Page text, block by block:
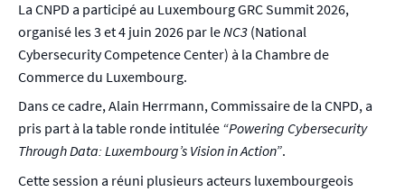
La CNPD a participé au Luxembourg GRC Summit 2026,
organisé les 3 et 4 juin 2026 par leNC3 (National
Cybersecurity Competence Center) à la Chambre de
Commerce du Luxembourg.
Dans ce cadre, Alain Herrmann, Commissaire de la CNPD, a
pris part à la table ronde intitulée “Powering Cybersecurity
Through Data: Luxembourg’s Vision in Action”.
Cette session a réuni plusieurs acteurs luxembourgeois